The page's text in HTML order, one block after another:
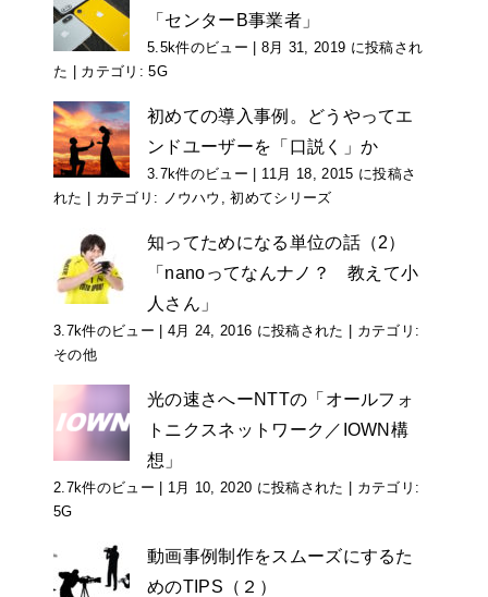
「センターB事業者」
5.5k件のビュー
8月 31, 2019 に投稿され
た
カテゴリ:5G
初めての導入事例。どうやってエ
ンドユーザーを「口説く」か
3.7k件のビュー
11月 18, 2015 に投稿さ
れた
カテゴリ: ノウハウ ,初めてシリーズ
知ってためになる単位の話（2）
「nanoってなんナノ？ 教えて小
人さん」
3.7k件のビュー 4月 24, 2016 に投稿された
カテゴリ:
その他
光の速さへーNTTの「オールフォ
トニクスネットワーク／IOWN構
想」
2.7k件のビュー 1月 10, 2020 に投稿された
カテゴリ:
5G
動画事例制作をスムーズにするた
めのTIPS（２）